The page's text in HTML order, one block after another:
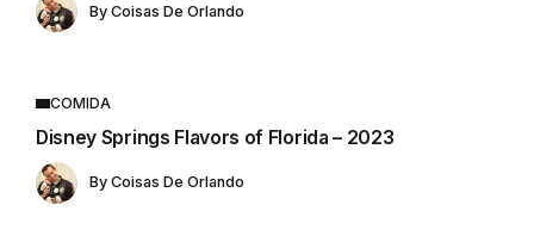
By Coisas De Orlando
COMIDA
Disney Springs Flavors of Florida – 2023
By Coisas De Orlando